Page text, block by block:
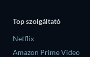
Top szolgáltató
Netflix
Amazon Prime Video